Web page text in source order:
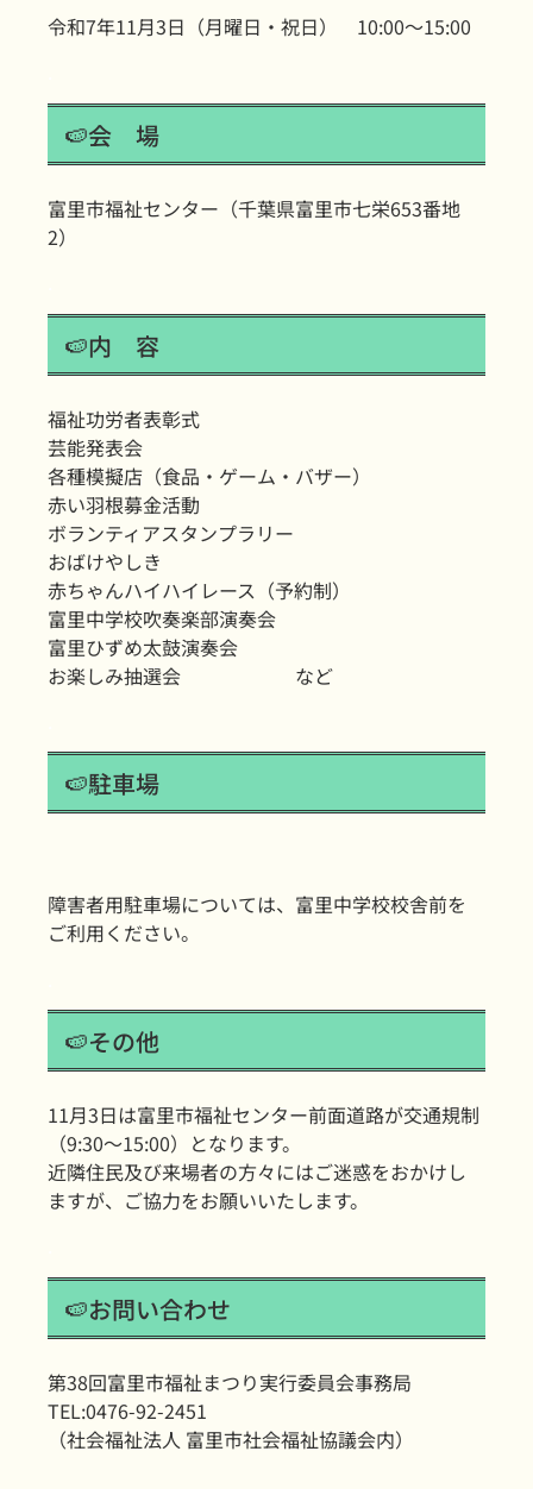
令和7年11月3日（月曜日・祝日） 10:00～15:00
🍉会 場
富里市福祉センター（千葉県富里市七栄653番地
2）
🍉内 容
福祉功労者表彰式
芸能発表会
各種模擬店（食品・ゲーム・バザー）
赤い羽根募金活動
ボランティアスタンプラリー
おばけやしき
赤ちゃんハイハイレース（予約制）
富里中学校吹奏楽部演奏会
富里ひずめ太鼓演奏会
お楽しみ抽選会 など
🍉駐車場
障害者用駐車場については、富里中学校校舎前を
ご利用ください。
🍉その他
11月3日は富里市福祉センター前面道路が交通規制
（9:30～15:00）となります。
近隣住民及び来場者の方々にはご迷惑をおかけし
ますが、ご協力をお願いいたします。
🍉お問い合わせ
第38回富里市福祉まつり実行委員会事務局
TEL:0476-92-2451
（社会福祉法人 富里市社会福祉協議会内）